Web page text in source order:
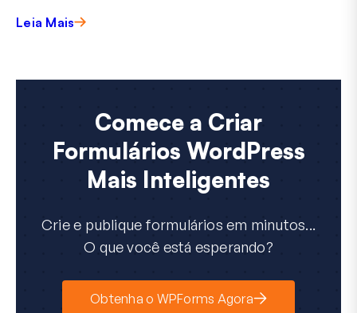
Leia Mais
Comece a Criar
Formulários WordPress
Mais Inteligentes
Crie e publique formulários em minutos...
O que você está esperando?
Obtenha o WPForms Agora